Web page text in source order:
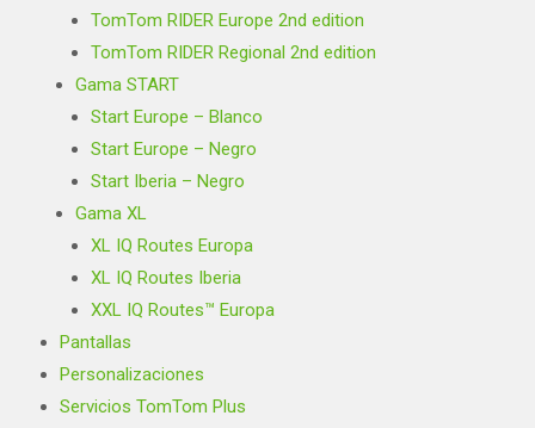
TomTom RIDER Europe 2nd edition
TomTom RIDER Regional 2nd edition
Gama START
Start Europe – Blanco
Start Europe – Negro
Start Iberia – Negro
Gama XL
XL IQ Routes Europa
XL IQ Routes Iberia
XXL IQ Routes™ Europa
Pantallas
Personalizaciones
Servicios TomTom Plus